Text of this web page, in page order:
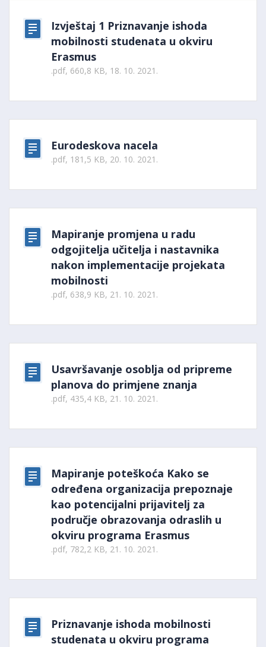
Izvještaj 1 Priznavanje ishoda
mobilnosti studenata u okviru
Erasmus
.pdf, 660,8 KB, 18. 10. 2021.
Eurodeskova nacela
.pdf, 181,5 KB, 20. 10. 2021.
Mapiranje promjena u radu
odgojitelja učitelja i nastavnika
nakon implementacije projekata
mobilnosti
.pdf, 638,9 KB, 21. 10. 2021.
Usavršavanje osoblja od pripreme
planova do primjene znanja
.pdf, 435,4 KB, 21. 10. 2021.
Mapiranje poteškoća Kako se
određena organizacija prepoznaje
kao potencijalni prijavitelj za
područje obrazovanja odraslih u
okviru programa Erasmus
.pdf, 782,2 KB, 21. 10. 2021.
Priznavanje ishoda mobilnosti
studenata u okviru programa